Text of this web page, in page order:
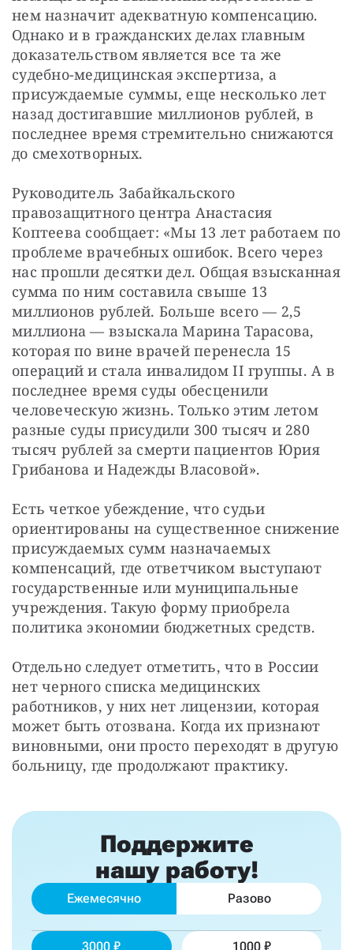
нем назначит адекватную компенсацию.
Однако и в гражданских делах главным
доказательством является все та же
судебно-медицинская экспертиза, а
присуждаемые суммы, еще несколько лет
назад достигавшие миллионов рублей, в
последнее время стремительно снижаются
до смехотворных.
Руководитель Забайкальского
правозащитного центра Анастасия
Коптеева сообщает: «Мы 13 лет работаем по
проблеме врачебных ошибок. Всего через
нас прошли десятки дел. Общая взысканная
сумма по ним составила свыше 13
миллионов рублей. Больше всего — 2,5
миллиона — взыскала Марина Тарасова,
которая по вине врачей перенесла 15
операций и стала инвалидом II группы. А в
последнее время суды обесценили
человеческую жизнь. Только этим летом
разные суды присудили 300 тысяч и 280
тысяч рублей за смерти пациентов Юрия
Грибанова и Надежды Власовой».
Есть четкое убеждение, что судьи
ориентированы на существенное снижение
присуждаемых сумм назначаемых
компенсаций, где ответчиком выступают
государственные или муниципальные
учреждения. Такую форму приобрела
политика экономии бюджетных средств.
Отдельно следует отметить, что в России
нет черного списка медицинских
работников, у них нет лицензии, которая
может быть отозвана. Когда их признают
виновными, они просто переходят в другую
больницу, где продолжают практику.
Поддержите
нашу работу!
Ежемесячно Разово
3000 1000